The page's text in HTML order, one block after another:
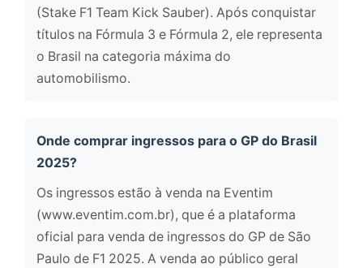
(Stake F1 Team Kick Sauber). Após conquistar
títulos na Fórmula 3 e Fórmula 2, ele representa
o Brasil na categoria máxima do
automobilismo.
Onde comprar ingressos para o GP do Brasil
2025?
Os ingressos estão à venda na Eventim
(www.eventim.com.br), que é a plataforma
oficial para venda de ingressos do GP de São
Paulo de F1 2025. A venda ao público geral